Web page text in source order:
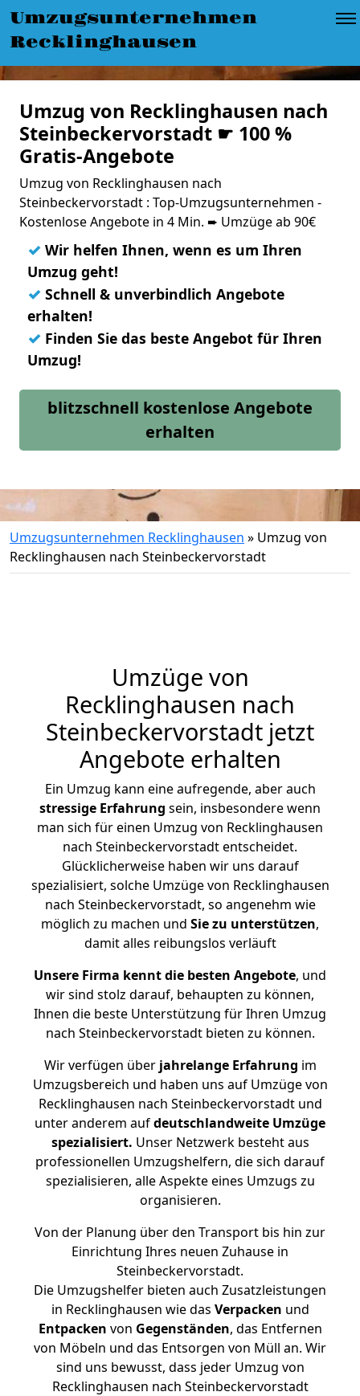
Umzugsunternehmen
Recklinghausen
Umzug von Recklinghausen nach
Steinbeckervorstadt ☛ 100 %
Gratis-Angebote
Umzug von Recklinghausen nach
Steinbeckervorstadt : Top-Umzugsunternehmen -
Kostenlose Angebote in 4 Min. ➨ Umzüge ab 90€
✓ Wir helfen Ihnen, wenn es um Ihren
Umzug geht!
✓ Schnell & unverbindlich Angebote
erhalten!
✓ Finden Sie das beste Angebot für Ihren
Umzug!
blitzschnell kostenlose Angebote
erhalten
Umzugsunternehmen Recklinghausen » Umzug von
Recklinghausen nach Steinbeckervorstadt
Umzüge von
Recklinghausen nach
Steinbeckervorstadt jetzt
Angebote erhalten
Ein Umzug kann eine aufregende, aber auch
stressige Erfahrung sein, insbesondere wenn
man sich für einen Umzug von Recklinghausen
nach Steinbeckervorstadt entscheidet.
Glücklicherweise haben wir uns darauf
spezialisiert, solche Umzüge von Recklinghausen
nach Steinbeckervorstadt, so angenehm wie
möglich zu machen und Sie zu unterstützen,
damit alles reibungslos verläuft
Unsere Firma kennt die besten Angebote, und
wir sind stolz darauf, behaupten zu können,
Ihnen die beste Unterstützung für Ihren Umzug
nach Steinbeckervorstadt bieten zu können.
Wir verfügen überjahrelange Erfahrung im
Umzugsbereich und haben uns auf Umzüge von
Recklinghausen nach Steinbeckervorstadt und
unter anderem aufdeutschlandweite Umzüge
spezialisiert. Unser Netzwerk besteht aus
professionellen Umzugshelfern, die sich darauf
spezialisieren, alle Aspekte eines Umzugs zu
organisieren.
Von der Planung über den Transport bis hin zur
Einrichtung Ihres neuen Zuhause in
Steinbeckervorstadt.
Die Umzugshelfer bieten auch Zusatzleistungen
in Recklinghausen wie das Verpacken und
Entpacken von Gegenständen, das Entfernen
von Möbeln und das Entsorgen von Müll an. Wir
sind uns bewusst, dass jeder Umzug von
Recklinghausen nach Steinbeckervorstadt